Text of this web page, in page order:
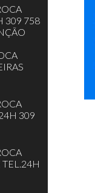
309 758
309